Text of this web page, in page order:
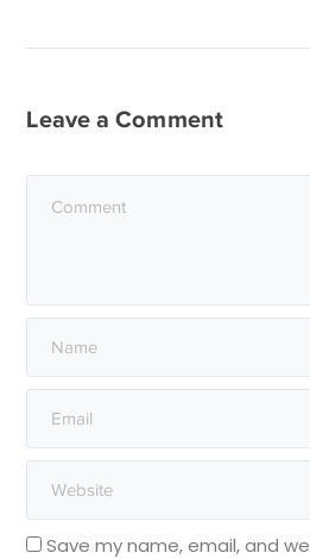
Leave a Comment
Save my name, email, and